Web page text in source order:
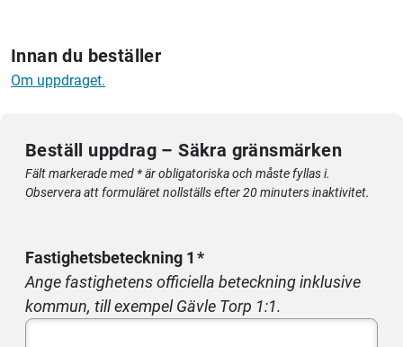
Innan du beställer
Om uppdraget.
Beställ uppdrag – Säkra gränsmärken
Fält markerade med * är obligatoriska och måste fyllas i.
Observera att formuläret nollställs efter 20 minuters inaktivitet.
Fastighetsbeteckning 1
Ange fastighetens officiella beteckning inklusive
kommun, till exempel Gävle Torp 1:1.